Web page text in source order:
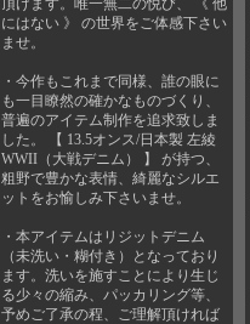
頂けます。唯一無二の悦び、 《 他
にはない 》 の世界をご体感下さい
ませ。
・今作もこれまで同様、誰の眼に
も一目瞭然の確かなものづくり、
普遍のアイテム制作を追求致しま
した。 【 13.5オンス/日本製 左綾
WWII（大戦デニム） 】 が持つ、
粗野で豊かな表情、綺麗なシルエ
ットをお愉しみ下さいませ。
・本アイテムはリジットデニム
（未洗い・糊付き）となっており
ます。洗いを施すことにより生じ
る少々の縮み、パッカリング等、
予めご了承の程、ご理解頂ければ